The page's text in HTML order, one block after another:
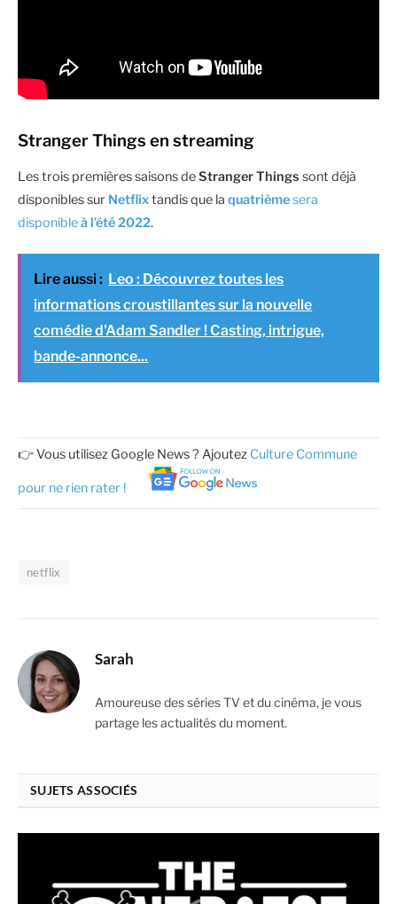
Stranger Things en streaming
Les trois premières saisons deStranger Things sont déjà
disponibles sur Netflixtandis que la quatrièmesera
disponibleà l’été 2022.
Lire aussi : Leo : Découvrez toutes les
informations croustillantes sur la nouvelle
comédie d'Adam Sandler ! Casting, intrigue,
bande-annonce...
👉 Vous utilisez Google News ? Ajoutez Culture Commune
pour ne rien rater !
netflix
Sarah
Amoureuse des séries TV et du cinéma, je vous
partage les actualités du moment.
SUJETS ASSOCIÉS